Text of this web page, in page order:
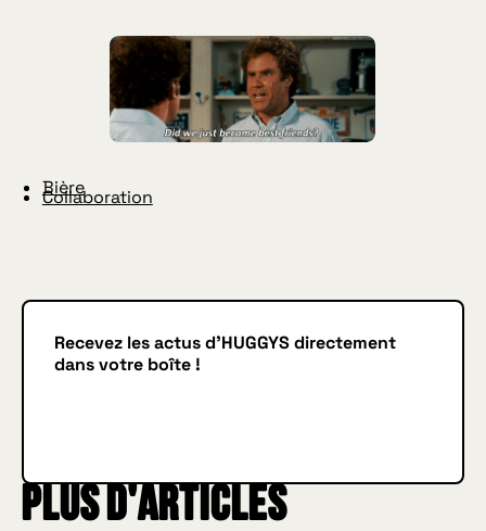
Bière
Collaboration
Recevez les actus d'HUGGYS directement
dans votre boîte !
Plus d'articles
IN BURGER WE TRUST